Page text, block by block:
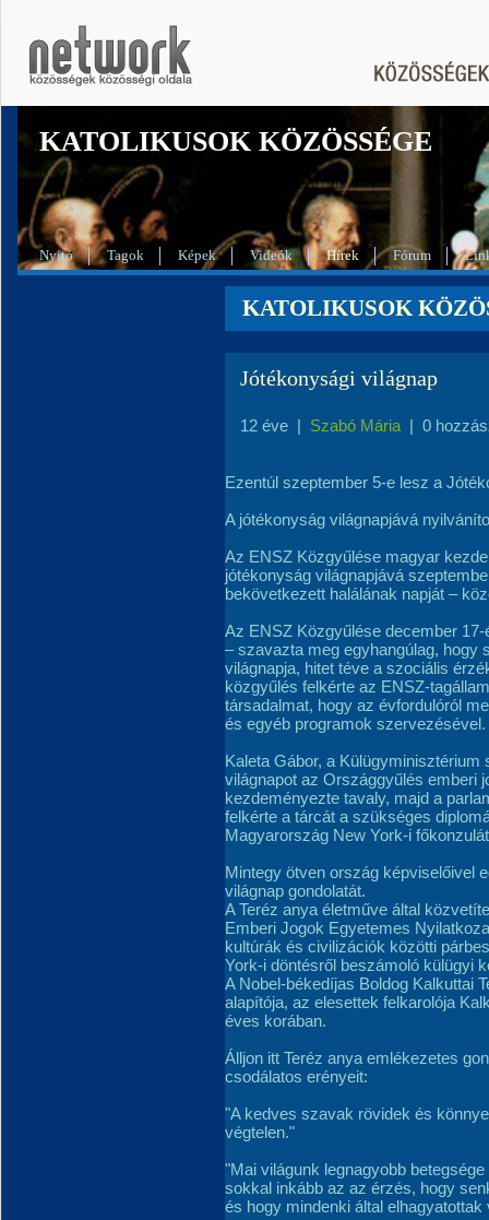
KATOLIKUSOK KÖZÖSSÉGE
Nyitó Tagok Képek Videók Hírek Fórum
KATOLIKUSOK
Jótékonysági világnap
12 éve | Szabó Mária | 0
Ezentúl szeptember 5-e lesz a
A jótékonyság világnapjává
Az ENSZ Közgyűlése magyar
jótékonyság világnapjává
bekövetkezett halálának napját –
Az ENSZ Közgyűlése december
– szavazta meg egyhangúlag, hogy
világnapja, hitet téve a szociális
közgyűlés felkérte az ENSZ-
társadalmat, hogy az évfordulóról
és egyéb programok szervezésével.
Kaleta Gábor, a
világnapot az Országgyűlés emberi
kezdeményezte tavaly, majd a
felkérte a tárcát a szükséges
Magyarország New York-i
Mintegy ötven ország képviselőivel
világnap gondolatát.
A Teréz anya életműve által
Emberi Jogok Egyetemes
kultúrák és civilizációk közötti
York-i döntésről beszámoló külügyi
A Nobel-békedíjas Boldog Kalkuttai
alapítója, az elesettek felkarolója
éves korában.
Álljon itt Teréz anya emlékezetes
csodálatos erényeit:
"A kedves szavak rövidek és
végtelen."
"Mai világunk legnagyobb
sokkal inkább az az érzés, hogy
és hogy mindenki által elhagyatottak